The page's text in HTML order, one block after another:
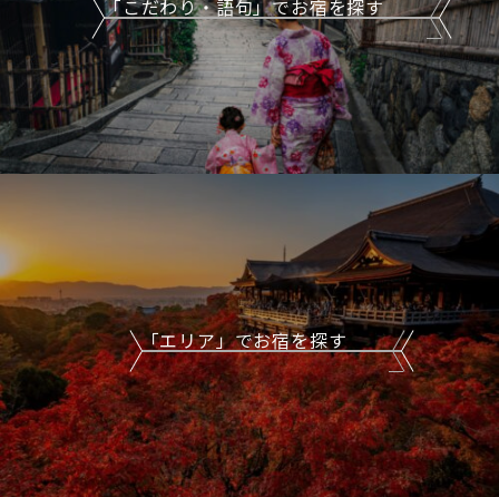
「こだわり・語句」でお宿を探す
「エリア」でお宿を探す